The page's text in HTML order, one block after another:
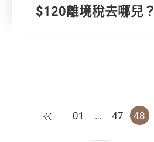
$120離境稅去哪兒？
上一頁
01 … 47 48